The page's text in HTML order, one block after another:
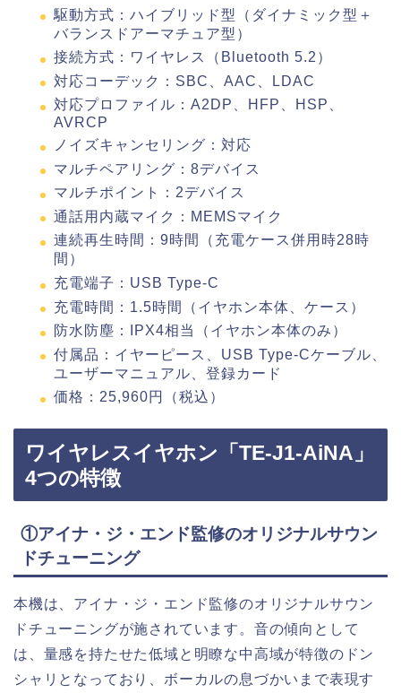
駆動方式：ハイブリッド型（ダイナミック型＋
バランスドアーマチュア型）
接続方式：ワイヤレス（Bluetooth 5.2）
対応コーデック：SBC、AAC、LDAC
対応プロファイル：A2DP、HFP、HSP、
AVRCP
ノイズキャンセリング：対応
マルチペアリング：8デバイス
マルチポイント：2デバイス
通話用内蔵マイク：MEMSマイク
連続再生時間：9時間（充電ケース併用時28時
間）
充電端子：USB Type-C
充電時間：1.5時間（イヤホン本体、ケース）
防水防塵：IPX4相当（イヤホン本体のみ）
付属品：イヤーピース、USB Type-Cケーブル、
ユーザーマニュアル、登録カード
価格：25,960円（税込）
ワイヤレスイヤホン「TE-J1-AiNA」
4つの特徴
①アイナ・ジ・エンド監修のオリジナルサウン
ドチューニング
本機は、アイナ・ジ・エンド監修のオリジナルサウン
ドチューニングが施されています。音の傾向として
は、量感を持たせた低域と明瞭な中高域が特徴のドン
シャリとなっており、ボーカルの息づかいまで表現す